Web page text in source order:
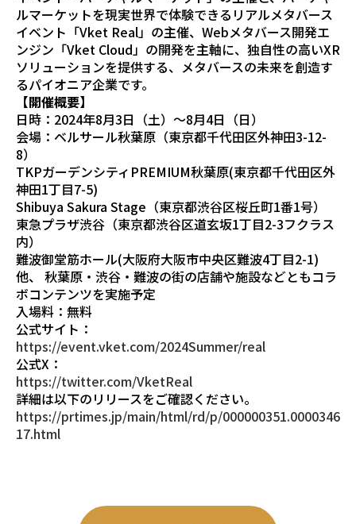
ルマーケットを現実世界で体験できるリアルメタバース
イベント「Vket Real」の主催、Webメタバース開発エ
ンジン「Vket Cloud」の開発を主軸に、独自性の高いXR
ソリューションを提供する、メタバースの未来を創造す
るパイオニア企業です。
【開催概要】
日時：2024年8月3日（土）〜8月4日（日）
会場：ベルサール秋葉原（東京都千代田区外神田3-12-
8）
TKPガーデンシティPREMIUM秋葉原(東京都千代田区外
神田1丁目7-5)
Shibuya Sakura Stage（東京都渋谷区桜丘町1番1号）
東急プラザ渋谷（東京都渋谷区道玄坂1丁目2-3フクラス
内）
難波御堂筋ホール(大阪府大阪市中央区難波4丁目2-1)
他、 秋葉原・渋谷・難波の街の店舗や施設などともコラ
ボコンテンツを実施予定
入場料：無料
公式サイト：
https://event.vket.com/2024Summer/real
公式X：
https://twitter.com/VketReal
詳細は以下のリリースをご確認ください。
https://prtimes.jp/main/html/rd/p/000000351.0000346
17.html